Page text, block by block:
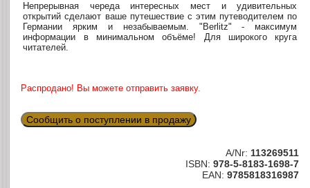
Непрерывная череда интересных мест и удивительных
открытий сделают ваше путешествие с этим путеводителем по
Германии ярким и незабываемым. "Berlitz" - максимум
информации в минимальном объёме! Для широкого круга
читателей.
Распродано! Вы можете отправить заявку.
Сообщить о поступлении в продажу
A/Nr: 113269511
ISBN: 978-5-8183-1698-7
EAN: 9785818316987